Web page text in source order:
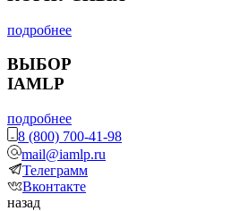
подробнее
ВЫБОР
IAMLP
подробнее
8 (800) 700-41-98
mail@iamlp.ru
Телеграмм
Вконтакте
назад